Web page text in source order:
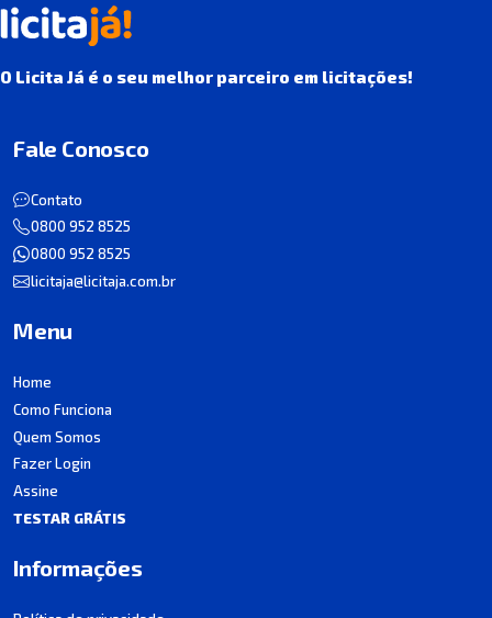
O Licita Já é o seu melhor parceiro em licitações!
Fale Conosco
Contato
0800 952 8525
0800 952 8525
licitaja@licitaja.com.br
Menu
Home
Como Funciona
Quem Somos
Fazer Login
Assine
TESTAR GRÁTIS
Informações